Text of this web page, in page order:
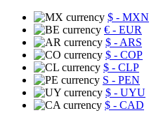
$ - MXN
€ - EUR
$ - ARS
$ - COP
$ - CLP
S - PEN
$ - UYU
$ - CAD